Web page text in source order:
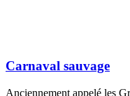
Carnaval sauvage
Anciennement appelé les